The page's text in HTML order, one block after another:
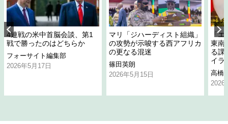
4連戦の米中首脳会談、第1
戦で勝ったのはどちらか
フォーサイト編集部
2026年5月17日
マリ「ジハーディスト組織」
の攻勢が示唆する西アフリカ
の更なる混迷
篠田英朗
2026年5月15日
「
東南
る課
イラ
高橋
2026